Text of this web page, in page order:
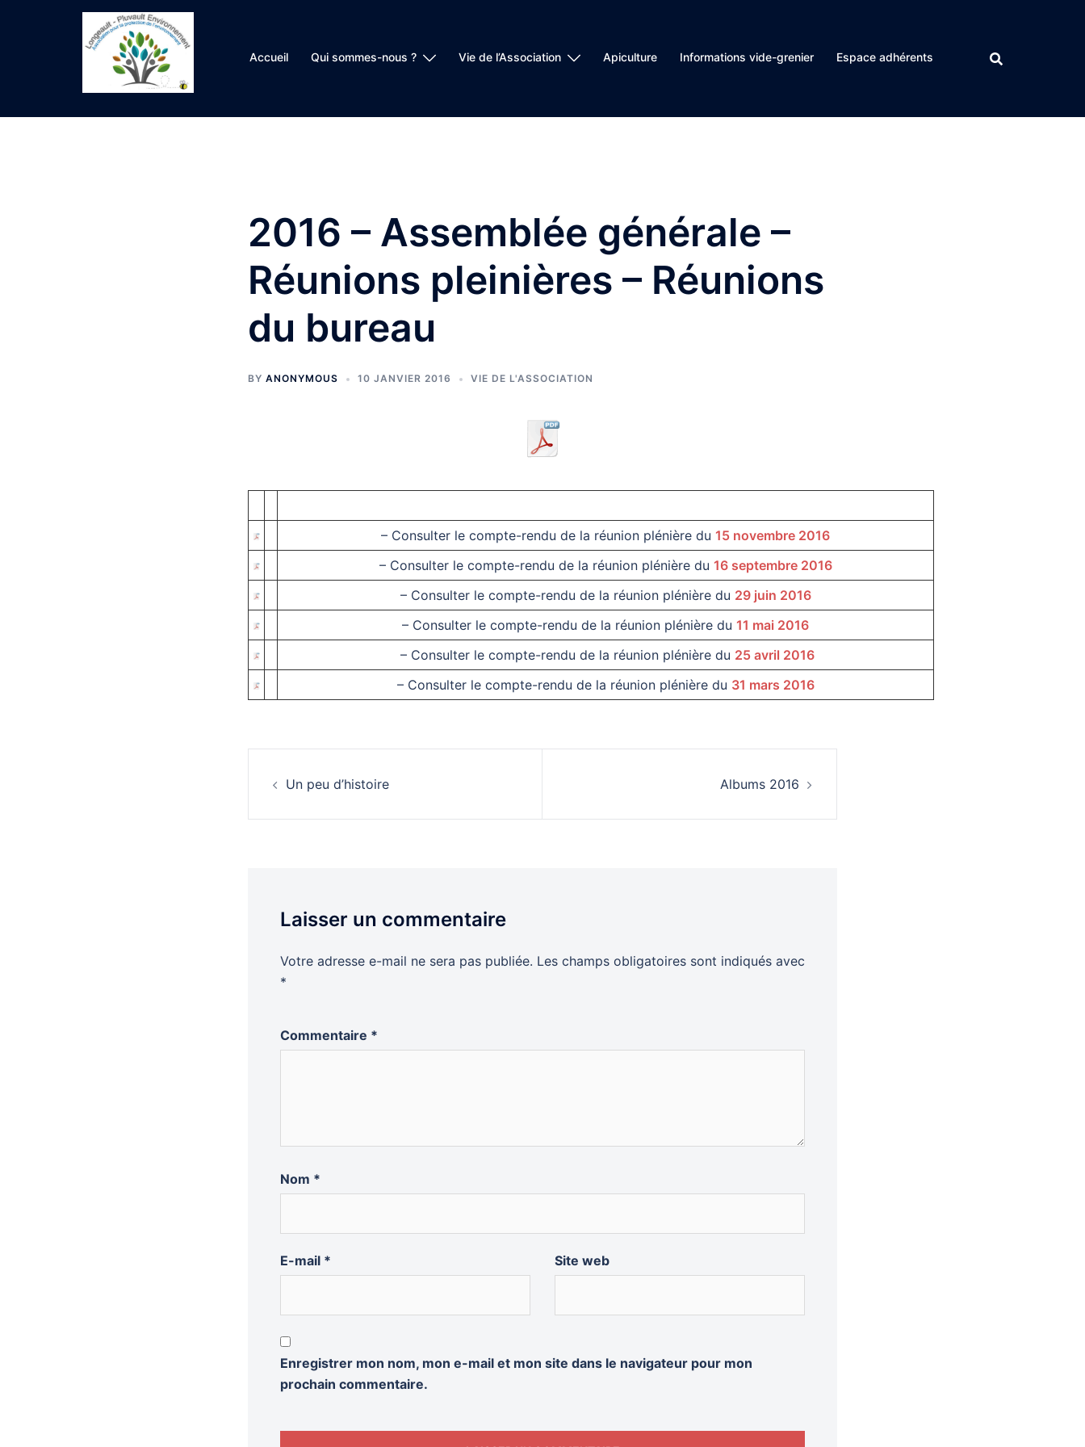
Accueil Qui sommes-nous ? Vie de l’Association Apiculture Informations vide-grenier Espace adhérents
2016 – Assemblée générale –
Réunions pleinières – Réunions
du bureau
BY ANONYMOUS 10 JANVIER 2016 VIE DE L'ASSOCIATION
– Consulter le compte-rendu de la réunion plénière du 15 novembre 2016
– Consulter le compte-rendu de la réunion plénière du 16 septembre 2016
– Consulter le compte-rendu de la réunion plénière du 29 juin 2016
– Consulter le compte-rendu de la réunion plénière du 11 mai 2016
– Consulter le compte-rendu de la réunion plénière du 25 avril 2016
– Consulter le compte-rendu de la réunion plénière du 31 mars 2016
d’article
Un peu d’histoire Albums 2016
Laisser un commentaire
Votre adresse e-mail ne sera pas publiée. Les champs obligatoires sont indiqués avec
*
Commentaire *
Nom *
E-mail * Site web
Enregistrer mon nom, mon e-mail et mon site dans le navigateur pour mon
prochain commentaire.